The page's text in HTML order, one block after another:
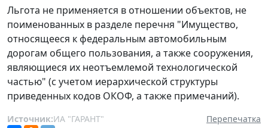
Льгота не применяется в отношении объектов, не
поименованных в разделе перечня "Имущество,
относящееся к федеральным автомобильным
дорогам общего пользования, а также сооружения,
являющиеся их неотъемлемой технологической
частью" (с учетом иерархической структуры
приведенных кодов ОКОФ, а также примечаний).
Источник:ИА "ГАРАНТ" Перепечатка